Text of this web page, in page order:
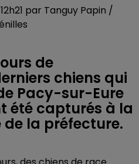
par Tanguy Papin /
de
chiens qui
Pacy-sur-Eure
été capturés à la
de la préfecture.